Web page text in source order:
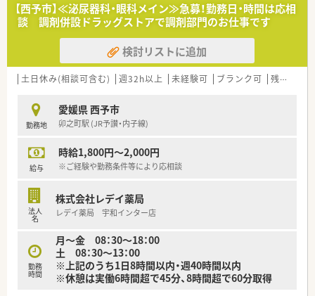
【西予市】≪泌尿器科・眼科メイン≫急募！勤務日・時間は応相
談 調剤併設ドラッグストアで調剤部門のお仕事です
検討リストに追加
土日休み(相談可含む) 週32h以上 未経験可 ブランク可 残業なし(ほぼなし含む)
勤務地
愛媛県 西予市
卯之町駅 (JR予讃・内子線)
給与
時給1,800円～2,000円
※ご経験や勤務条件等により応相談
法人
名
株式会社レデイ薬局
レデイ薬局 宇和インター店
勤務
時間
月～金 08：30～18：00
土 08：30～13：00
※上記のうち1日8時間以内・週40時間以内
※休憩は実働6時間超で45分、8時間超で60分取得